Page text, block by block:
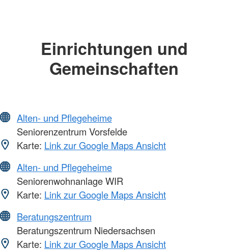
Einrichtungen und
Gemeinschaften
Alten- und Pflegeheime
Seniorenzentrum Vorsfelde
Karte: Link zur Google Maps Ansicht
Alten- und Pflegeheime
Seniorenwohnanlage WIR
Karte: Link zur Google Maps Ansicht
Beratungszentrum
Beratungszentrum Niedersachsen
Karte: Link zur Google Maps Ansicht